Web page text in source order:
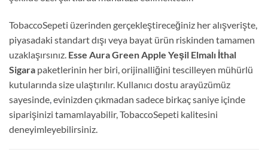
TobaccoSepeti üzerinden gerçekleştireceğiniz her alışverişte,
piyasadaki standart dışı veya bayat ürün riskinden tamamen
uzaklaşırsınız. Esse Aura Green Apple Yeşil Elmalı İthal
Sigara paketlerinin her biri, orijinalliğini tescilleyen mühürlü
kutularında size ulaştırılır. Kullanıcı dostu arayüzümüz
sayesinde,evinizden çıkmadan sadece birkaç saniye içinde
siparişinizi tamamlayabilir, TobaccoSepeti kalitesini
deneyimleyebilirsiniz.